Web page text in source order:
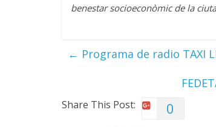
benestar socioeconòmic de la
← Programa de radio TAXI
Share This Post: 0